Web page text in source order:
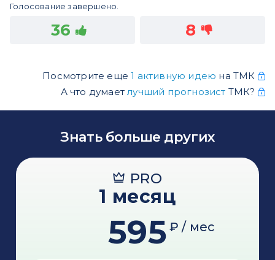
Голосование завершено.
36 8
Посмотрите еще1 активную идею на ТМК
А что думаетлучший прогнозист ТМК?
Знать больше других
PRO
1 месяц
595 ₽ / мес